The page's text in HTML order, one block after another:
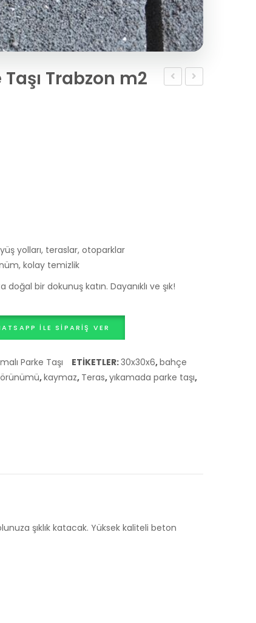
Trabzon m2
yolları, teraslar, otoparklar
kolay temizlik
doğal bir dokunuş katın. Dayanıklı ve şık!
ILE SIPARIŞ VER
Parke Taşı ETIKETLER:30x30x6,bahçe
,kaymaz, Teras,yıkamada parke taşı,
şıklık katacak. Yüksek kaliteli beton